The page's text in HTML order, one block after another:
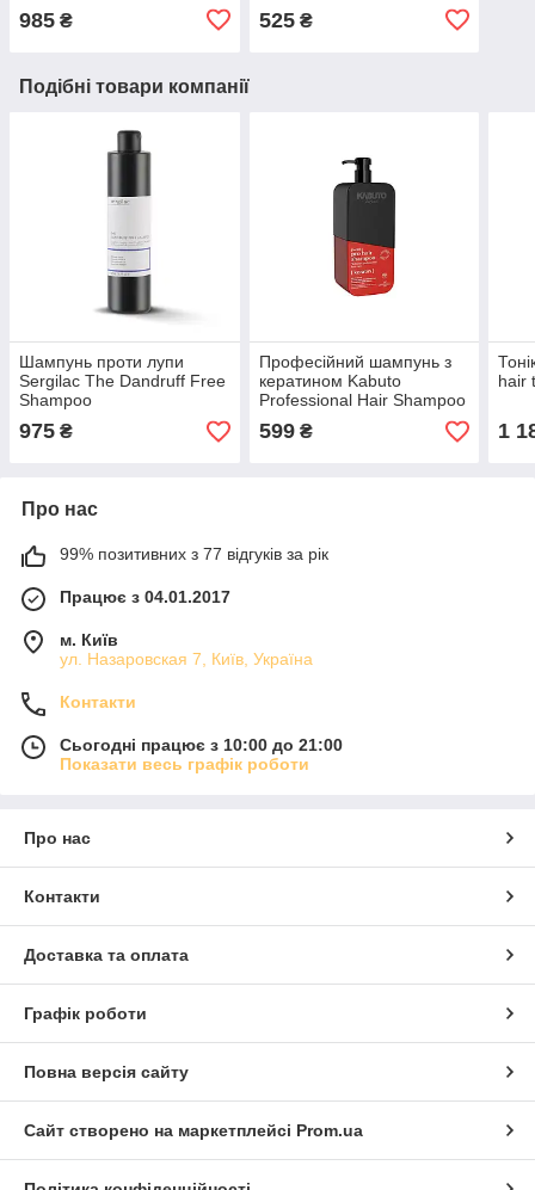
985 ₴ 525₴
Подібні товари компанії
Шампунь проти лупи
Sergilac The Dandruff Free
Shampoo
975 ₴
Професійний шампунь з
кератином Kabuto
Professional Hair Shampoo
Keratin 1000мл
599₴
hair
1
Про нас
99% позитивних з 77 відгуків за рік
Працює з 04.01.2017
м. Київ
ул. Назаровская 7, Київ, Україна
Контакти
Сьогодні працює з 10:00 до 21:00
Показати весь графік роботи
Про нас
Контакти
Доставка та оплата
Графік роботи
Повна версія сайту
Сайт створено на маркетплейсі Prom.ua